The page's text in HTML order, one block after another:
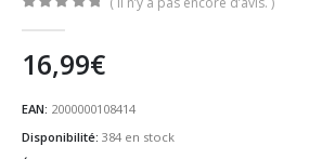
16,99€
EAN: 2000000108414
Disponibilité: 384 en stock